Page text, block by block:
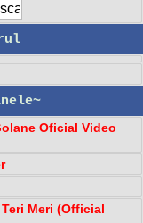
Oficial Video
Meri (Official